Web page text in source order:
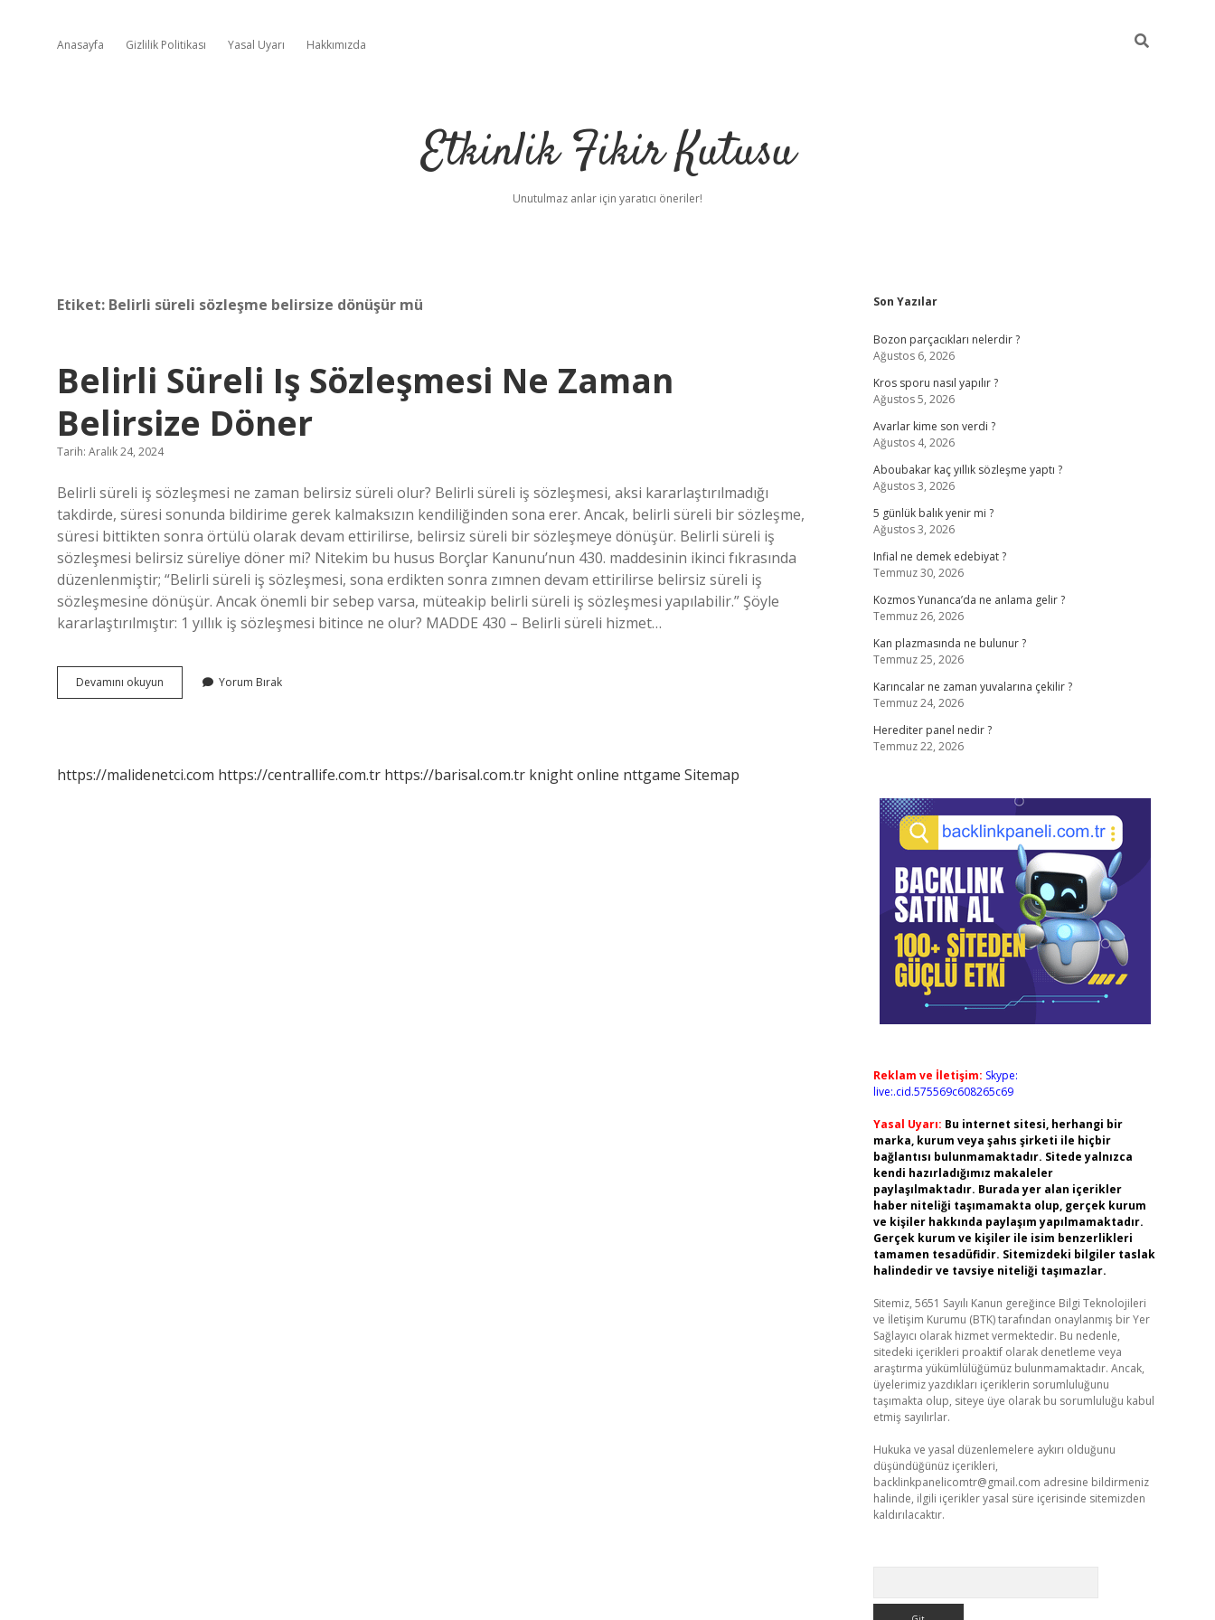
Anasayfa Gizlilik Politikası Yasal Uyarı Hakkımızda
Etkinlik Fikir Kutusu
Unutulmaz anlar için yaratıcı öneriler!
Etiket: Belirli süreli sözleşme belirsize dönüşür mü
Belirli Süreli Iş Sözleşmesi Ne Zaman
Belirsize Döner
Tarih: Aralık 24, 2024
Belirli süreli iş sözleşmesi ne zaman belirsiz süreli olur? Belirli süreli iş sözleşmesi, aksi kararlaştırılmadığı
takdirde, süresi sonunda bildirime gerek kalmaksızın kendiliğinden sona erer. Ancak, belirli süreli bir sözleşme,
süresi bittikten sonra örtülü olarak devam ettirilirse, belirsiz süreli bir sözleşmeye dönüşür. Belirli süreli iş
sözleşmesi belirsiz süreliye döner mi? Nitekim bu husus Borçlar Kanunu’nun 430. maddesinin ikinci fıkrasında
düzenlenmiştir; “Belirli süreli iş sözleşmesi, sona erdikten sonra zımnen devam ettirilirse belirsiz süreli iş
sözleşmesine dönüşür. Ancak önemli bir sebep varsa, müteakip belirli süreli iş sözleşmesi yapılabilir.” Şöyle
kararlaştırılmıştır: 1 yıllık iş sözleşmesi bitince ne olur? MADDE 430 – Belirli süreli hizmet…
Devamını okuyun
Süreli
Belirsize
Yorum Bırak
https://malidenetci.com https://centrallife.com.tr https://barisal.com.tr knight online nttgame Sitemap
Sidebar
Son Yazılar
Bozon parçacıkları nelerdir ?
Ağustos 6, 2026
Kros sporu nasıl yapılır ?
Ağustos 5, 2026
Avarlar kime son verdi ?
Ağustos 4, 2026
Aboubakar kaç yıllık sözleşme yaptı ?
Ağustos 3, 2026
5 günlük balık yenir mi ?
Ağustos 3, 2026
Infial ne demek edebiyat ?
Temmuz 30, 2026
Kozmos Yunanca’da ne anlama gelir ?
Temmuz 26, 2026
Kan plazmasında ne bulunur ?
Temmuz 25, 2026
Karıncalar ne zaman yuvalarına çekilir ?
Temmuz 24, 2026
Herediter panel nedir ?
Temmuz 22, 2026
Reklam ve İletişim: Skype:
live:.cid.575569c608265c69
Yasal Uyarı: Bu internet sitesi, herhangi bir
marka, kurum veya şahıs şirketi ile hiçbir
bağlantısı bulunmamaktadır. Sitede yalnızca
kendi hazırladığımız makaleler
paylaşılmaktadır. Burada yer alan içerikler
haber niteliği taşımamakta olup, gerçek kurum
ve kişiler hakkında paylaşım yapılmamaktadır.
Gerçek kurum ve kişiler ile isim benzerlikleri
tamamen tesadüfidir. Sitemizdeki bilgiler taslak
halindedir ve tavsiye niteliği taşımazlar.
Sitemiz, 5651 Sayılı Kanun gereğince Bilgi Teknolojileri
ve İletişim Kurumu (BTK) tarafından onaylanmış bir Yer
Sağlayıcı olarak hizmet vermektedir. Bu nedenle,
sitedeki içerikleri proaktif olarak denetleme veya
araştırma yükümlülüğümüz bulunmamaktadır. Ancak,
üyelerimiz yazdıkları içeriklerin sorumluluğunu
taşımakta olup, siteye üye olarak bu sorumluluğu kabul
etmiş sayılırlar.
Hukuka ve yasal düzenlemelere aykırı olduğunu
düşündüğünüz içerikleri,
backlinkpanelicomtr@gmail.com adresine bildirmeniz
halinde, ilgili içerikler yasal süre içerisinde sitemizden
kaldırılacaktır.